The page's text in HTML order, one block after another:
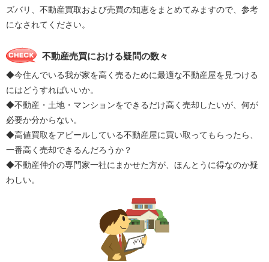
ズバリ、不動産買取および売買の知恵をまとめてみますので、参考
になされてください。
不動産売買における疑問の数々
◆今住んでいる我が家を高く売るために最適な不動産屋を見つける
にはどうすればいいか。
◆不動産・土地・マンションをできるだけ高く売却したいが、何が
必要か分からない。
◆高値買取をアピールしている不動産屋に買い取ってもらったら、
一番高く売却できるんだろうか？
◆不動産仲介の専門家一社にまかせた方が、ほんとうに得なのか疑
わしい。